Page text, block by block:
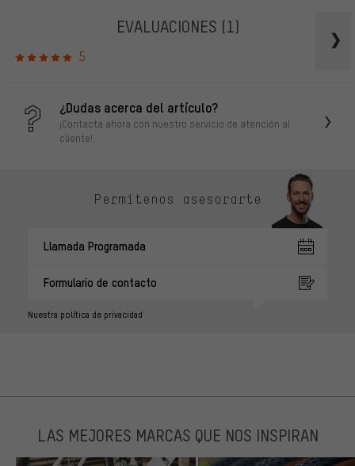
EVALUACIONES (1)
5
¿Dudas acerca del artículo?
¡Contacta ahora con nuestro servicio de atención al
cliente!
Permítenos asesorarte
Llamada Programada
Formulario de contacto
Nuestra política de privacidad
LAS MEJORES MARCAS QUE NOS INSPIRAN